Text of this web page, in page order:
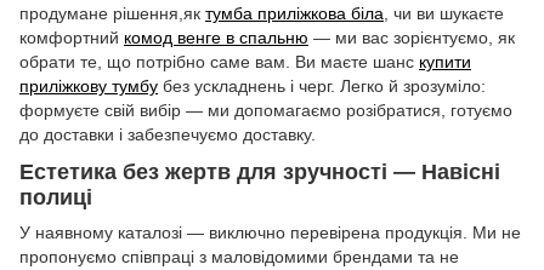
продумане рішення,як тумба приліжкова біла , чи ви шукаєте
комфортний комод венге в спальню — ми вас зорієнтуємо, як
обрати те, що потрібно саме вам. Ви маєте шанс купити
приліжкову тумбу без ускладнень і черг. Легко й зрозуміло:
формуєте свій вибір — ми допомагаємо розібратися, готуємо
до доставки і забезпечуємо доставку.
Естетика без жертв для зручності — Навісні
полиці
У наявному каталозі — виключно перевірена продукція. Ми не
пропонуємо співпраці з маловідомими брендами та не